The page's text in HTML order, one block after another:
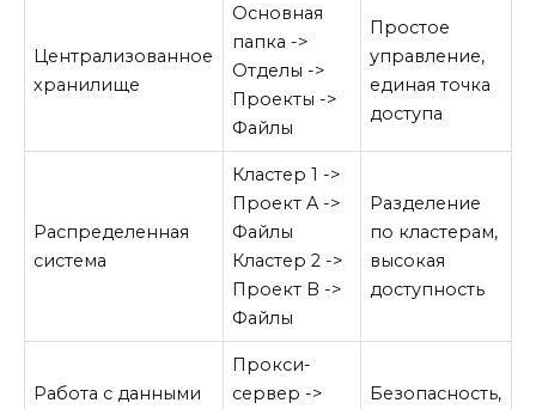
Централизованное
хранилище
Основная
папка ->
Отделы ->
Проекты ->
Файлы
Простое
управление,
единая точка
доступа
Распределенная
система
Кластер 1 ->
Проект A ->
Файлы
Кластер 2 ->
Проект B ->
Файлы
Разделение
по кластерам,
высокая
доступность
Работа с данными
Прокси-
сервер ->
Безопасность,